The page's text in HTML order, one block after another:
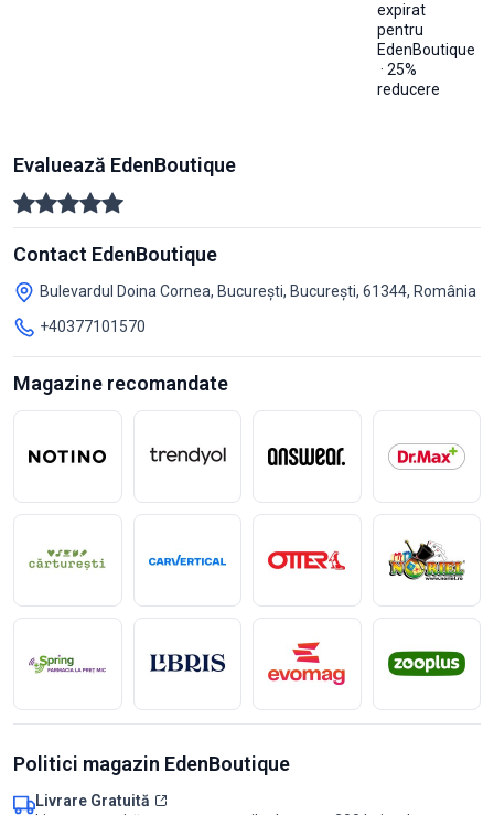
expirat
pentru
EdenBoutique
· 25%
reducere
Evaluează EdenBoutique
Contact EdenBoutique
Bulevardul Doina Cornea, București, București, 61344, România
+40377101570
Magazine recomandate
Politici magazin EdenBoutique
Livrare Gratuită